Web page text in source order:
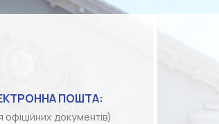
ПОШТА:
офіційних документів)